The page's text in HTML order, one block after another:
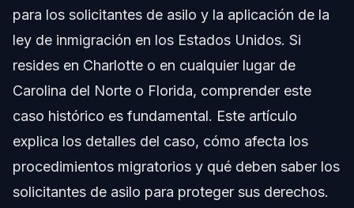
Guía Paso a Paso para Navegar el Proceso de
Asilo
Escenarios Comunes
Documentos para Preparar Tu Solicitud de Asilo
Cronología: Qué Esperar en Tu Caso
Costos y Honorarios Relacionados con Casos de
Asilo
para los solicitantes de asilo y la aplicación de la
ley de inmigración en los Estados Unidos. Si
resides en Charlotte o en cualquier lugar de
Carolina del Norte o Florida, comprender este
caso histórico es fundamental. Este artículo
explica los detalles del caso, cómo afecta los
procedimientos migratorios y qué deben saber los
solicitantes de asilo para proteger sus derechos.